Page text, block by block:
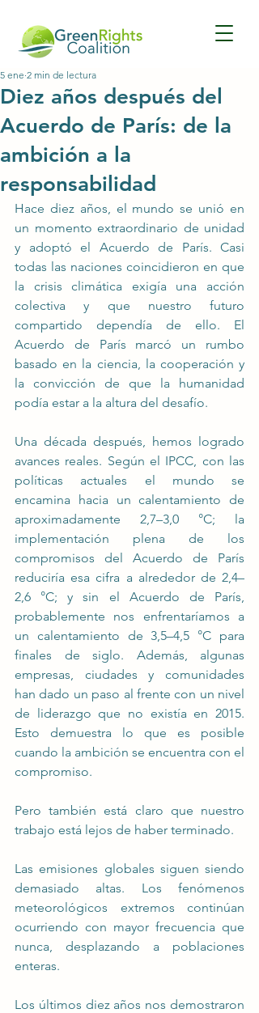
Diez años después del
Acuerdo de París: de la
ambición a la
responsabilidad
5 ene 2 min de lectura
Hace diez años, el mundo se unió en
un momento extraordinario de unidad
y adoptó el Acuerdo de París. Casi
todas las naciones coincidieron en que
la crisis climática exigía una acción
colectiva y que nuestro futuro
compartido dependía de ello. El
Acuerdo de París marcó un rumbo
basado en la ciencia, la cooperación y
la convicción de que la humanidad
podía estar a la altura del desafío.
Una década después, hemos logrado
avances reales. Según el IPCC, con las
políticas actuales el mundo se
encamina hacia un calentamiento de
aproximadamente 2,7–3,0 °C; la
implementación plena de los
compromisos del Acuerdo de París
reduciría esa cifra a alrededor de 2,4–
2,6 °C; y sin el Acuerdo de París,
probablemente nos enfrentaríamos a
un calentamiento de 3,5–4,5 °C para
finales de siglo. Además, algunas
empresas, ciudades y comunidades
han dado un paso al frente con un nivel
de liderazgo que no existía en 2015.
Esto demuestra lo que es posible
cuando la ambición se encuentra con el
compromiso.
Pero también está claro que nuestro
trabajo está lejos de haber terminado.
Las emisiones globales siguen siendo
demasiado altas. Los fenómenos
meteorológicos extremos continúan
ocurriendo con mayor frecuencia que
nunca, desplazando a poblaciones
enteras.
Los últimos diez años nos demostraron